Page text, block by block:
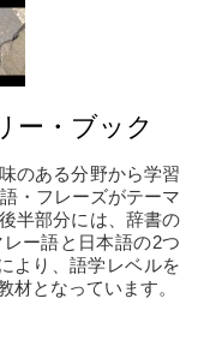
ー・ブック
のある分野から学習
・フレーズがテーマ
半部分には、辞書の
ー語と日本語の2つ
より、語学レベルを
材となっています。